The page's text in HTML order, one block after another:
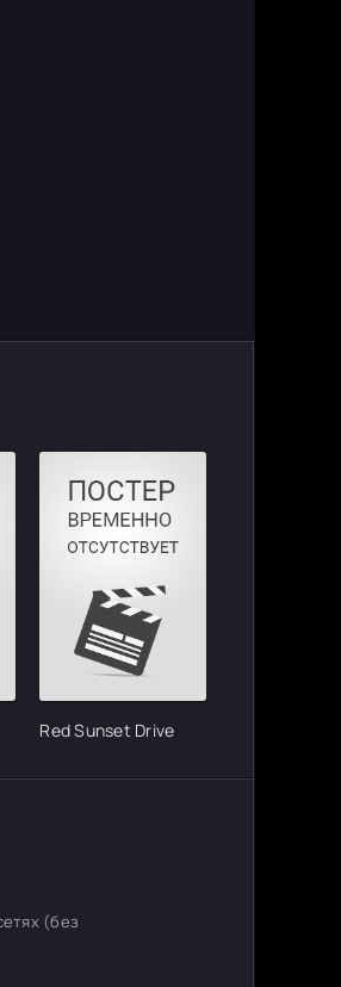
Red Sunset Drive
(без